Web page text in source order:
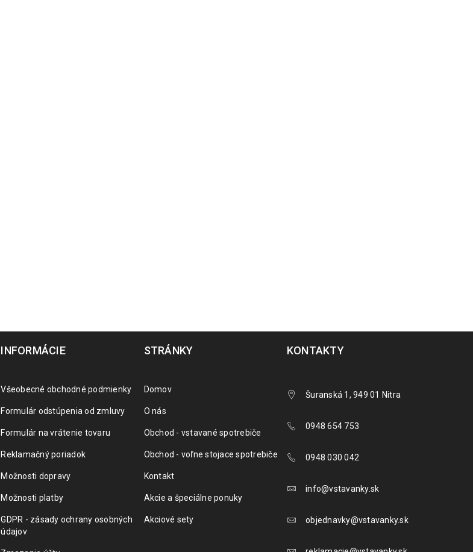
INFORMÁCIE
Všeobecné obchodné podmienky
Formulár odstúpenia od zmluvy
Formulár na vrátenie tovaru
Reklamačný poriadok
Možnosti dopravy
Možnosti platby
GDPR - zásady ochrany osobných
údajov
STRÁNKY
Domov
O nás
Obchod - vstavané spotrebiče
Obchod - voľne stojace spotrebiče
Kontakt
Akcie a špeciálne ponuky
Akciové sety
KONTAKTY
Šuranská 1, 949 01 Nitra
0948 654 753
0948 030 042
info@vstavanky.sk
objednavky@vstavanky.sk